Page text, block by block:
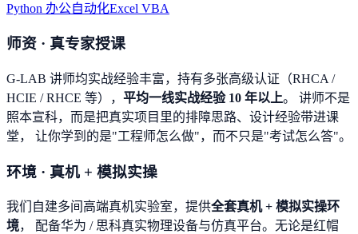
Python 办公自动化Excel VBA
师资 · 真专家授课
G-LAB 讲师均实战经验丰富，持有多张高级认证（RHCA /
HCIE / RHCE 等）， 平均一线实战经验 10 年以上。 讲师不是
照本宣科，而是把真实项目里的排障思路、设计经验带进课
堂， 让你学到的是"工程师怎么做"，而不只是"考试怎么答"。
环境 · 真机 + 模拟实操
我们自建多间高端真机实验室，提供全套真机 + 模拟实操环
境， 配备华为 / 思科真实物理设备与仿真平台。无论是红帽